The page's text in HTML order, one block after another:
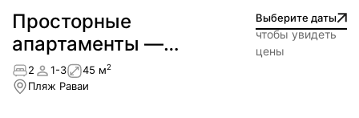
Просторные
апартаменты —
NEW
Выберите даты
чтобы увидеть
цены
2 1-3 45 м2
Пляж Раваи